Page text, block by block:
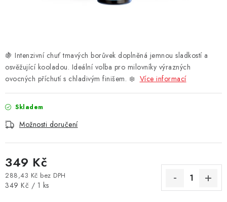
PŘÍSLUŠENSTVÍ
Vše o nákupu Jak reklamovat či vrátit zboží
Kontakty
Prodejny Volná místa
🍇 Intenzivní chuť tmavých borůvek doplněná jemnou sladkostí a
osvěžující kooladou. Ideální volba pro milovníky výrazných
ovocných příchutí s chladivým finišem. ❄️ Více informací
Skladem
Možnosti doručení
349 Kč
288,43 Kč bez DPH
Měrná cena:
349 Kč / 1 ks